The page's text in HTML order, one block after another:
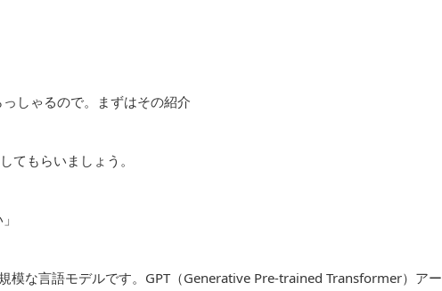
しゃるので。まずはその紹介
てもらいましょう。
模な言語モデルです。GPT（Generative Pre-trained Transformer）アー